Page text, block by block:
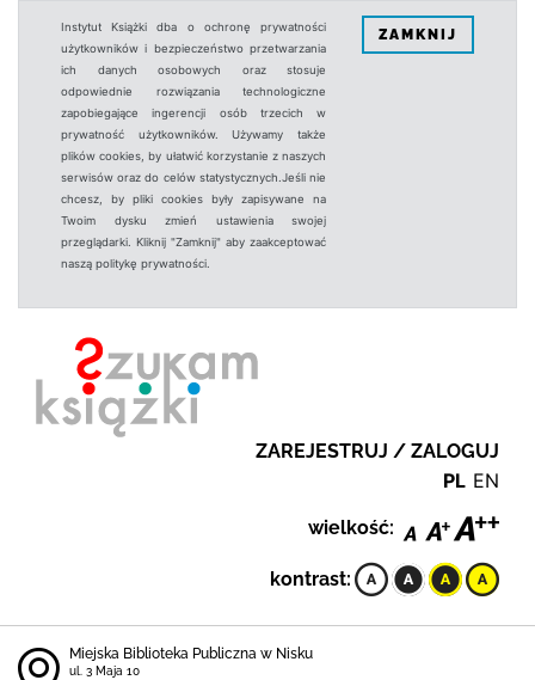
Instytut Książki dba o ochronę prywatności
użytkowników i bezpieczeństwo przetwarzania
ich danych osobowych oraz stosuje
odpowiednie rozwiązania technologiczne
zapobiegające ingerencji osób trzecich w
prywatność użytkowników. Używamy także
plików cookies, by ułatwić korzystanie z naszych
serwisów oraz do celów statystycznych.Jeśli nie
chcesz, by pliki cookies były zapisywane na
Twoim dysku zmień ustawienia swojej
przeglądarki. Kliknij "Zamknij" aby zaakceptować
naszą politykę prywatności.
ZAMKNIJ
ZAREJESTRUJ / ZALOGUJ
PL EN
wielkość:
kontrast:
Miejska Biblioteka Publiczna w Nisku
ul. 3 Maja 10